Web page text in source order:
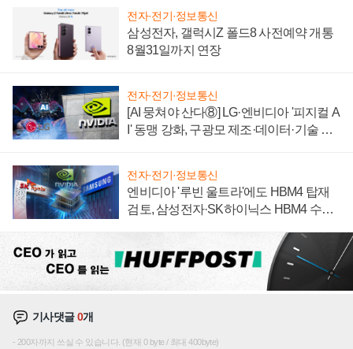
전자·전기·정보통신
삼성전자, 갤럭시Z 폴드8 사전예약 개통
8월31일까지 연장
전자·전기·정보통신
[AI 뭉쳐야 산다⑧] LG·엔비디아 '피지컬 A
I' 동맹 강화, 구광모 제조·데이터·기술 결
전자·전기·정보통신
엔비디아 '루빈 울트라'에도 HBM4 탑재
검토, 삼성전자·SK하이닉스 HBM4 수율
기사댓글0개
200자까지 쓰실 수 있습니다. (현재 0 byte / 최대 400byte)